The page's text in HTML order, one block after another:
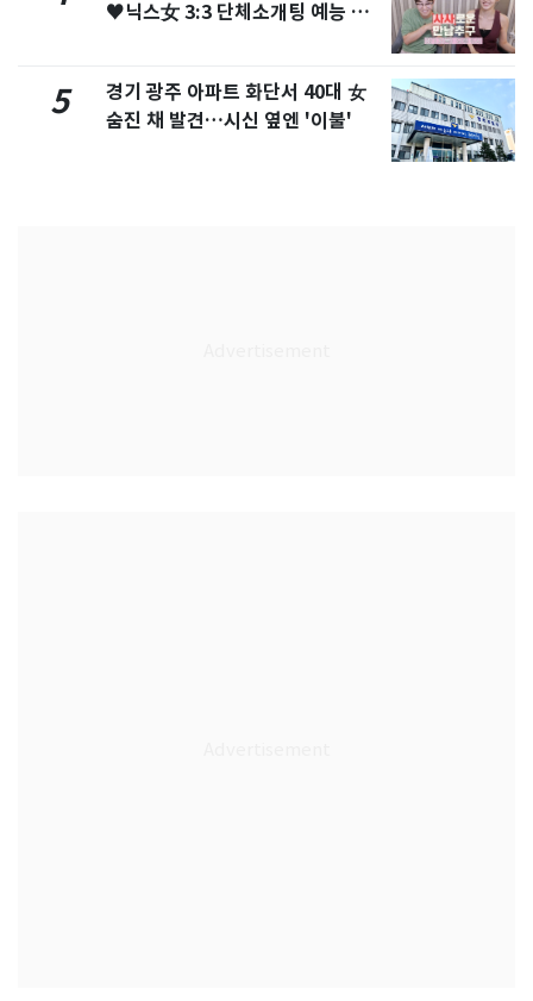
♥닉스女 3:3 단체소개팅 예능 화
5
경기 광주 아파트 화단서 40대 女
숨진 채 발견…시신 옆엔 '이불'